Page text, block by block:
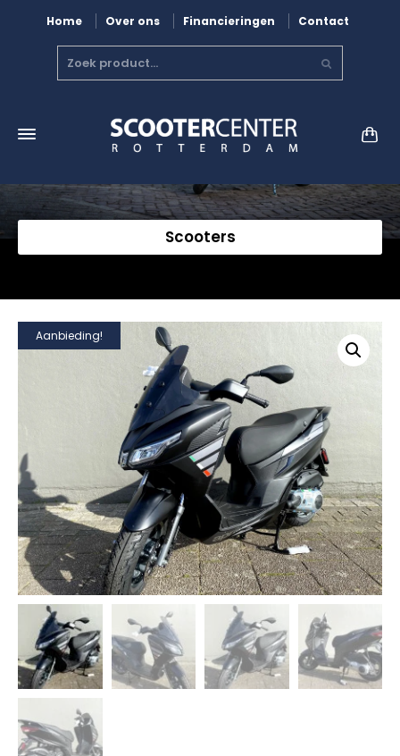
Home Over ons Financieringen Contact
Scooters
Aanbieding!